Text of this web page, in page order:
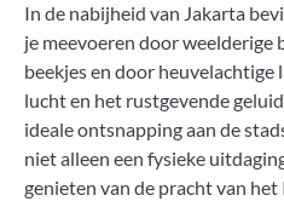
In de nabijheid van Jakarta
je meevoeren door weelderige
beekjes en door heuvelachtige
lucht en het rustgevende
ideale ontsnapping aan de
niet alleen een fysieke
genieten van de pracht van